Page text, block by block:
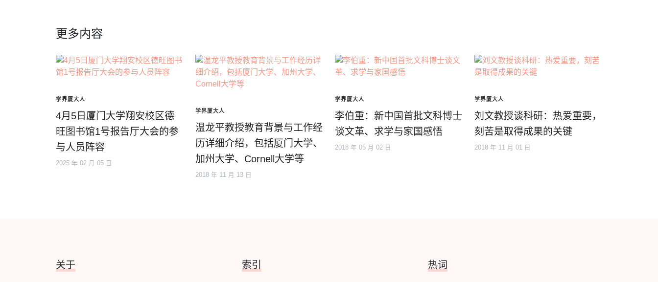
更多内容
学界厦大人
4月5日厦门大学翔安校区德
旺图书馆1号报告厅大会的参
与人员阵容
2025 年 02 月 05 日
学界厦大人
温龙平教授教育背景与工作经
历详细介绍，包括厦门大学、
加州大学、Cornell大学等
2018 年 11 月 13 日
学界厦大人
李伯重：新中国首批文科博士
谈文革、求学与家国感悟
2018 年 05 月 02 日
学界厦大人
刘文教授谈科研：热爱重要，
刻苦是取得成果的关键
2018 年 11 月 01 日
关于 索引 热词